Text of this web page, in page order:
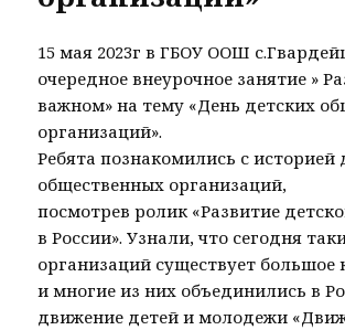
15 мая 2023г в ГБОУ ООШ
очередное внеурочное занятие »
важном» на тему «День детских
организаций».
Ребята познакомились с историей
общественных организаций,
посмотрев ролик «Развитие
в России». Узнали, что сегодня
организаций существует большое
и многие из них объединились в
движение детей и молодежи